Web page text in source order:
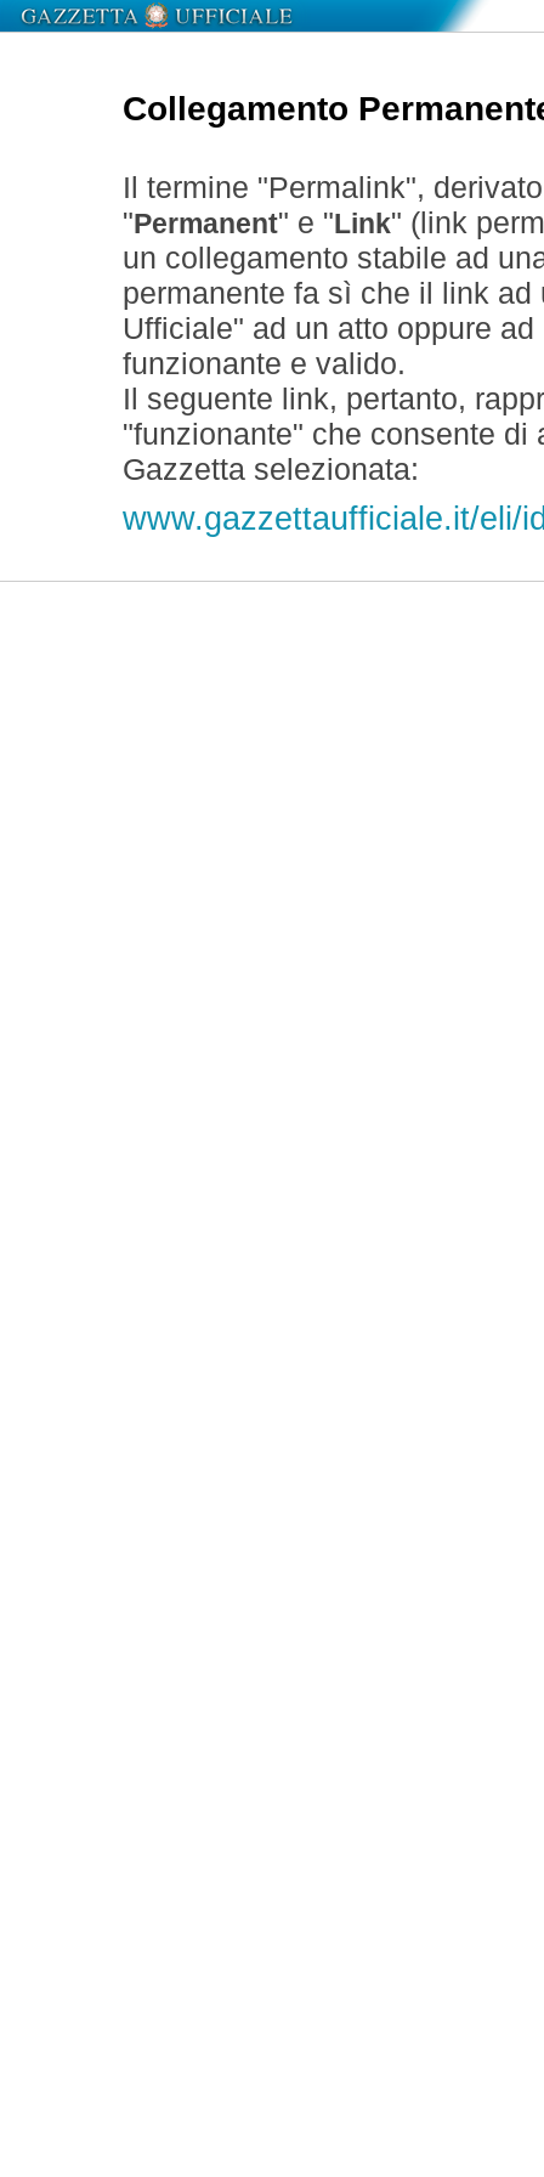
Collegamento
Il termine "Permalink",
" Permanent" e " Link" (link
un collegamento stabile ad
permanente fa sì che il link
Ufficiale" ad un atto oppure
funzionante e valido.
Il seguente link, pertanto,
"funzionante" che consente
Gazzetta selezionata:
www.gazzettaufficiale.it/eli/